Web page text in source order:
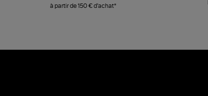
à partir de 150 € d'achat*